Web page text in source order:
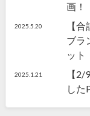
画！
2025.5.20
【
ブラ
ット
2025.1.21
【
した